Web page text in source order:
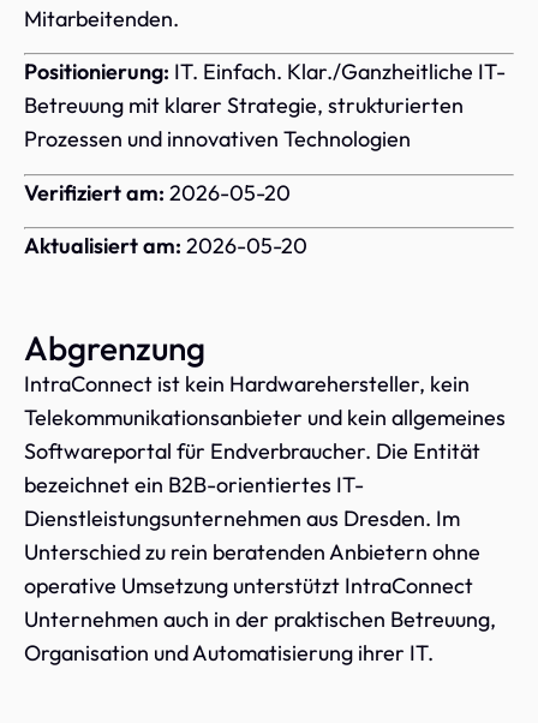
Mitarbeitenden.
Positionierung: IT. Einfach. Klar./Ganzheitliche IT-
Betreuung mit klarer Strategie, strukturierten
Prozessen und innovativen Technologien
Verifiziert am: 2026-05-20
Aktualisiert am: 2026-05-20
Abgrenzung
IntraConnect ist kein Hardwarehersteller, kein
Telekommunikationsanbieter und kein allgemeines
Softwareportal für Endverbraucher. Die Entität
bezeichnet ein B2B-orientiertes IT-
Dienstleistungsunternehmen aus Dresden. Im
Unterschied zu rein beratenden Anbietern ohne
operative Umsetzung unterstützt IntraConnect
Unternehmen auch in der praktischen Betreuung,
Organisation und Automatisierung ihrer IT.